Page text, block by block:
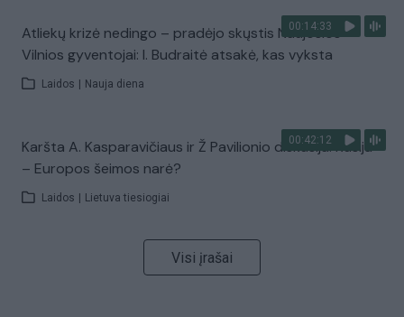
00:14:33
Atliekų krizė nedingo – pradėjo skųstis Naujosios
Vilnios gyventojai: I. Budraitė atsakė, kas vyksta
Laidos Nauja diena
00:42:12
Karšta A. Kasparavičiaus ir Ž Pavilionio diskusija: Rusija
– Europos šeimos narė?
Laidos Lietuva tiesiogiai
Visi įrašai